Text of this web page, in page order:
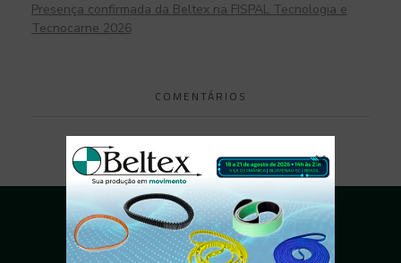
Presença confirmada da Beltex na FISPAL Tecnologia e
Tecnocarne 2026
COMENTÁRIOS